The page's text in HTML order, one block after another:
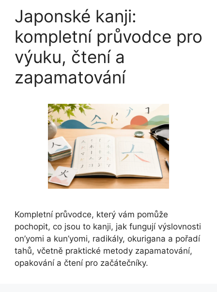
Japonské kanji:
kompletní průvodce pro
výuku, čtení a
zapamatování
Kompletní průvodce, který vám pomůže
pochopit, co jsou to kanji, jak fungují výslovnosti
on’yomi a kun’yomi, radikály, okurigana a pořadí
tahů, včetně praktické metody zapamatování,
opakování a čtení pro začátečníky.